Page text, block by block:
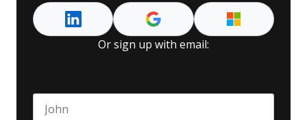
Or sign up with email: